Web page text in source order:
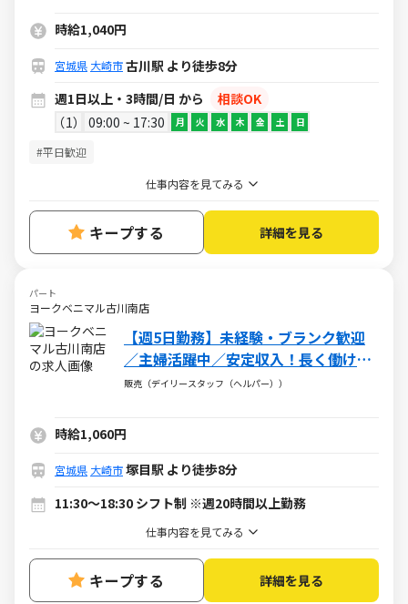
時給1,040円
宮城県 大崎市古川駅 より徒歩8分
週1日以上・3時間/日 から
相談OK
1
09:00 ~ 17:30 月 火 水 木 金 土 日
#平日歓迎
仕事内容を見てみる
キープする 詳細を見る
パート
ヨークベニマル古川南店
【週5日勤務】未経験・ブランク歓迎
／主婦活躍中／安定収入！長く働ける
環境です
販売（デイリースタッフ（ヘルパー））
時給1,060円
宮城県 大崎市塚目駅 より徒歩8分
11:30～18:30 シフト制 ※週20時間以上勤務
仕事内容を見てみる
キープする 詳細を見る